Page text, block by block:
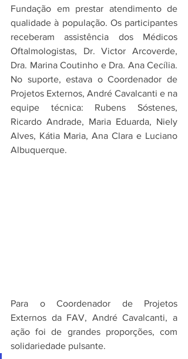
Fundação em prestar atendimento de
qualidade à população. Os participantes
receberam assistência dos Médicos
Oftalmologistas, Dr. Victor Arcoverde,
Dra. Marina Coutinho e Dra. Ana Cecília.
No suporte, estava o Coordenador de
Projetos Externos, André Cavalcanti e na
equipe técnica: Rubens Sóstenes,
Ricardo Andrade, Maria Eduarda, Niely
Alves, Kátia Maria, Ana Clara e Luciano
Albuquerque.
Para o Coordenador de Projetos
Externos da FAV, André Cavalcanti, a
ação foi de grandes proporções, com
solidariedade pulsante.